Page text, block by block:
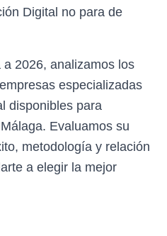
Digital no para de
2026, analizamos los
especializadas
disponibles para
Evaluamos su
metodología y relación
a elegir la mejor